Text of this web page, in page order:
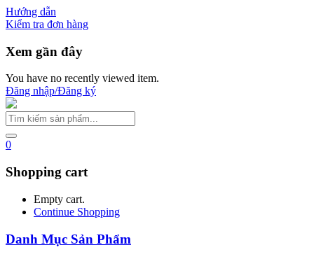
Hướng dẫn
Kiểm tra đơn hàng
Xem gần đây
You have no recently viewed item.
Đăng nhập/Đăng ký
0
Shopping cart
Empty cart.
Continue Shopping
Danh Mục Sản Phẩm